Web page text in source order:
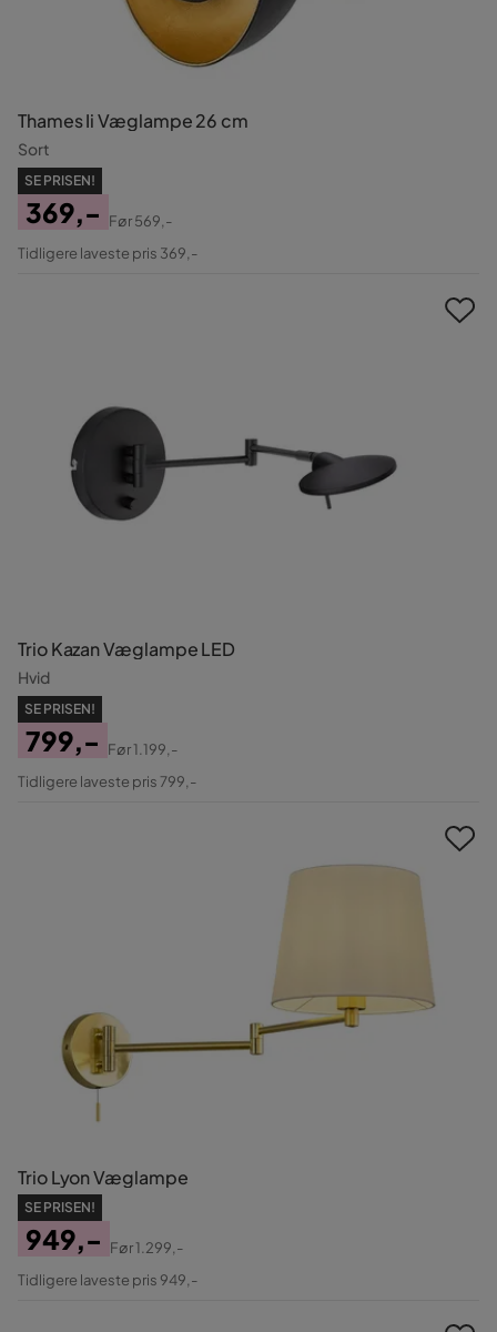
Thames Ii Væglampe 26 cm
Sort
SE PRISEN!
Pris
369,-
Original
Før569,-
Tidligere laveste pris 369,-
Trio Kazan Væglampe LED
Hvid
SE PRISEN!
Pris
799,-
Original
Før1.199,-
Tidligere laveste pris 799,-
Trio Lyon Væglampe
SE PRISEN!
Pris
949,-
Original
Før1.299,-
Tidligere laveste pris 949,-